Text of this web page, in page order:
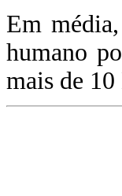
Em
humano
mais de